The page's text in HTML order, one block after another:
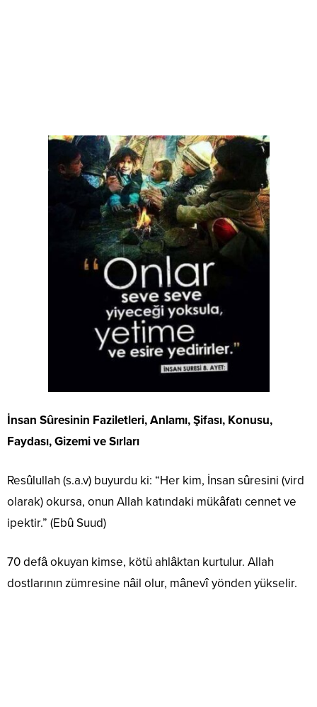
İnsan Sûresinin Faziletleri, Anlamı, Şifası, Konusu,
Faydası, Gizemi ve Sırları
Resûlullah (s.a.v) buyurdu ki: “Her kim, İnsan sûresini (vird
olarak) okursa, onun Allah katındaki mükâfatı cennet ve
ipektir.” (Ebû Suud)
70 defâ okuyan kimse, kötü ahlâktan kurtulur. Allah
dostlarının zümresine nâil olur, mânevî yönden yükselir.